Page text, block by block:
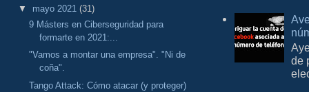
▼ mayo 2021 (31)
9 Másters en Ciberseguridad para
formarte en 2021:...
"Vamos a montar una empresa". "Ni de
coña".
Tango Attack: Cómo atacar (y proteger)
de